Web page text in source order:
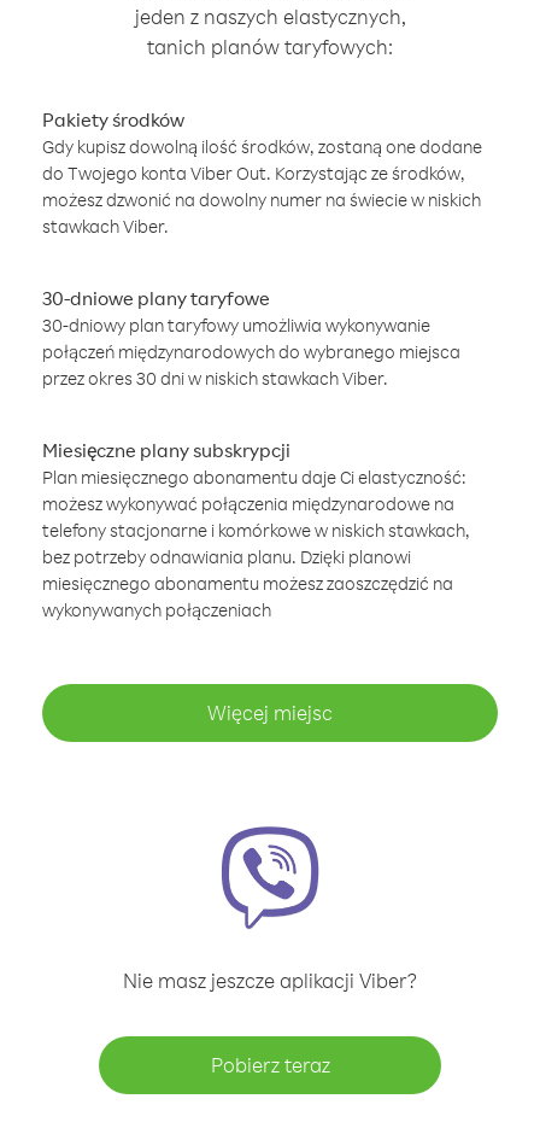
jeden z naszych elastycznych,
tanich planów taryfowych:
Pakiety środków
Gdy kupisz dowolną ilość środków, zostaną one dodane
do Twojego konta Viber Out. Korzystając ze środków,
możesz dzwonić na dowolny numer na świecie w niskich
stawkach Viber.
30-dniowe plany taryfowe
30-dniowy plan taryfowy umożliwia wykonywanie
połączeń międzynarodowych do wybranego miejsca
przez okres 30 dni w niskich stawkach Viber.
Miesięczne plany subskrypcji
Plan miesięcznego abonamentu daje Ci elastyczność:
możesz wykonywać połączenia międzynarodowe na
telefony stacjonarne i komórkowe w niskich stawkach,
bez potrzeby odnawiania planu. Dzięki planowi
miesięcznego abonamentu możesz zaoszczędzić na
wykonywanych połączeniach
Więcej miejsc
Nie masz jeszcze aplikacji Viber?
Pobierz teraz